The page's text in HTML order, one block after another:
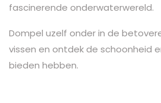
fascinerende onderwaterwereld.
Dompel uzelf onder in de
vissen en ontdek de schoonheid
bieden hebben.